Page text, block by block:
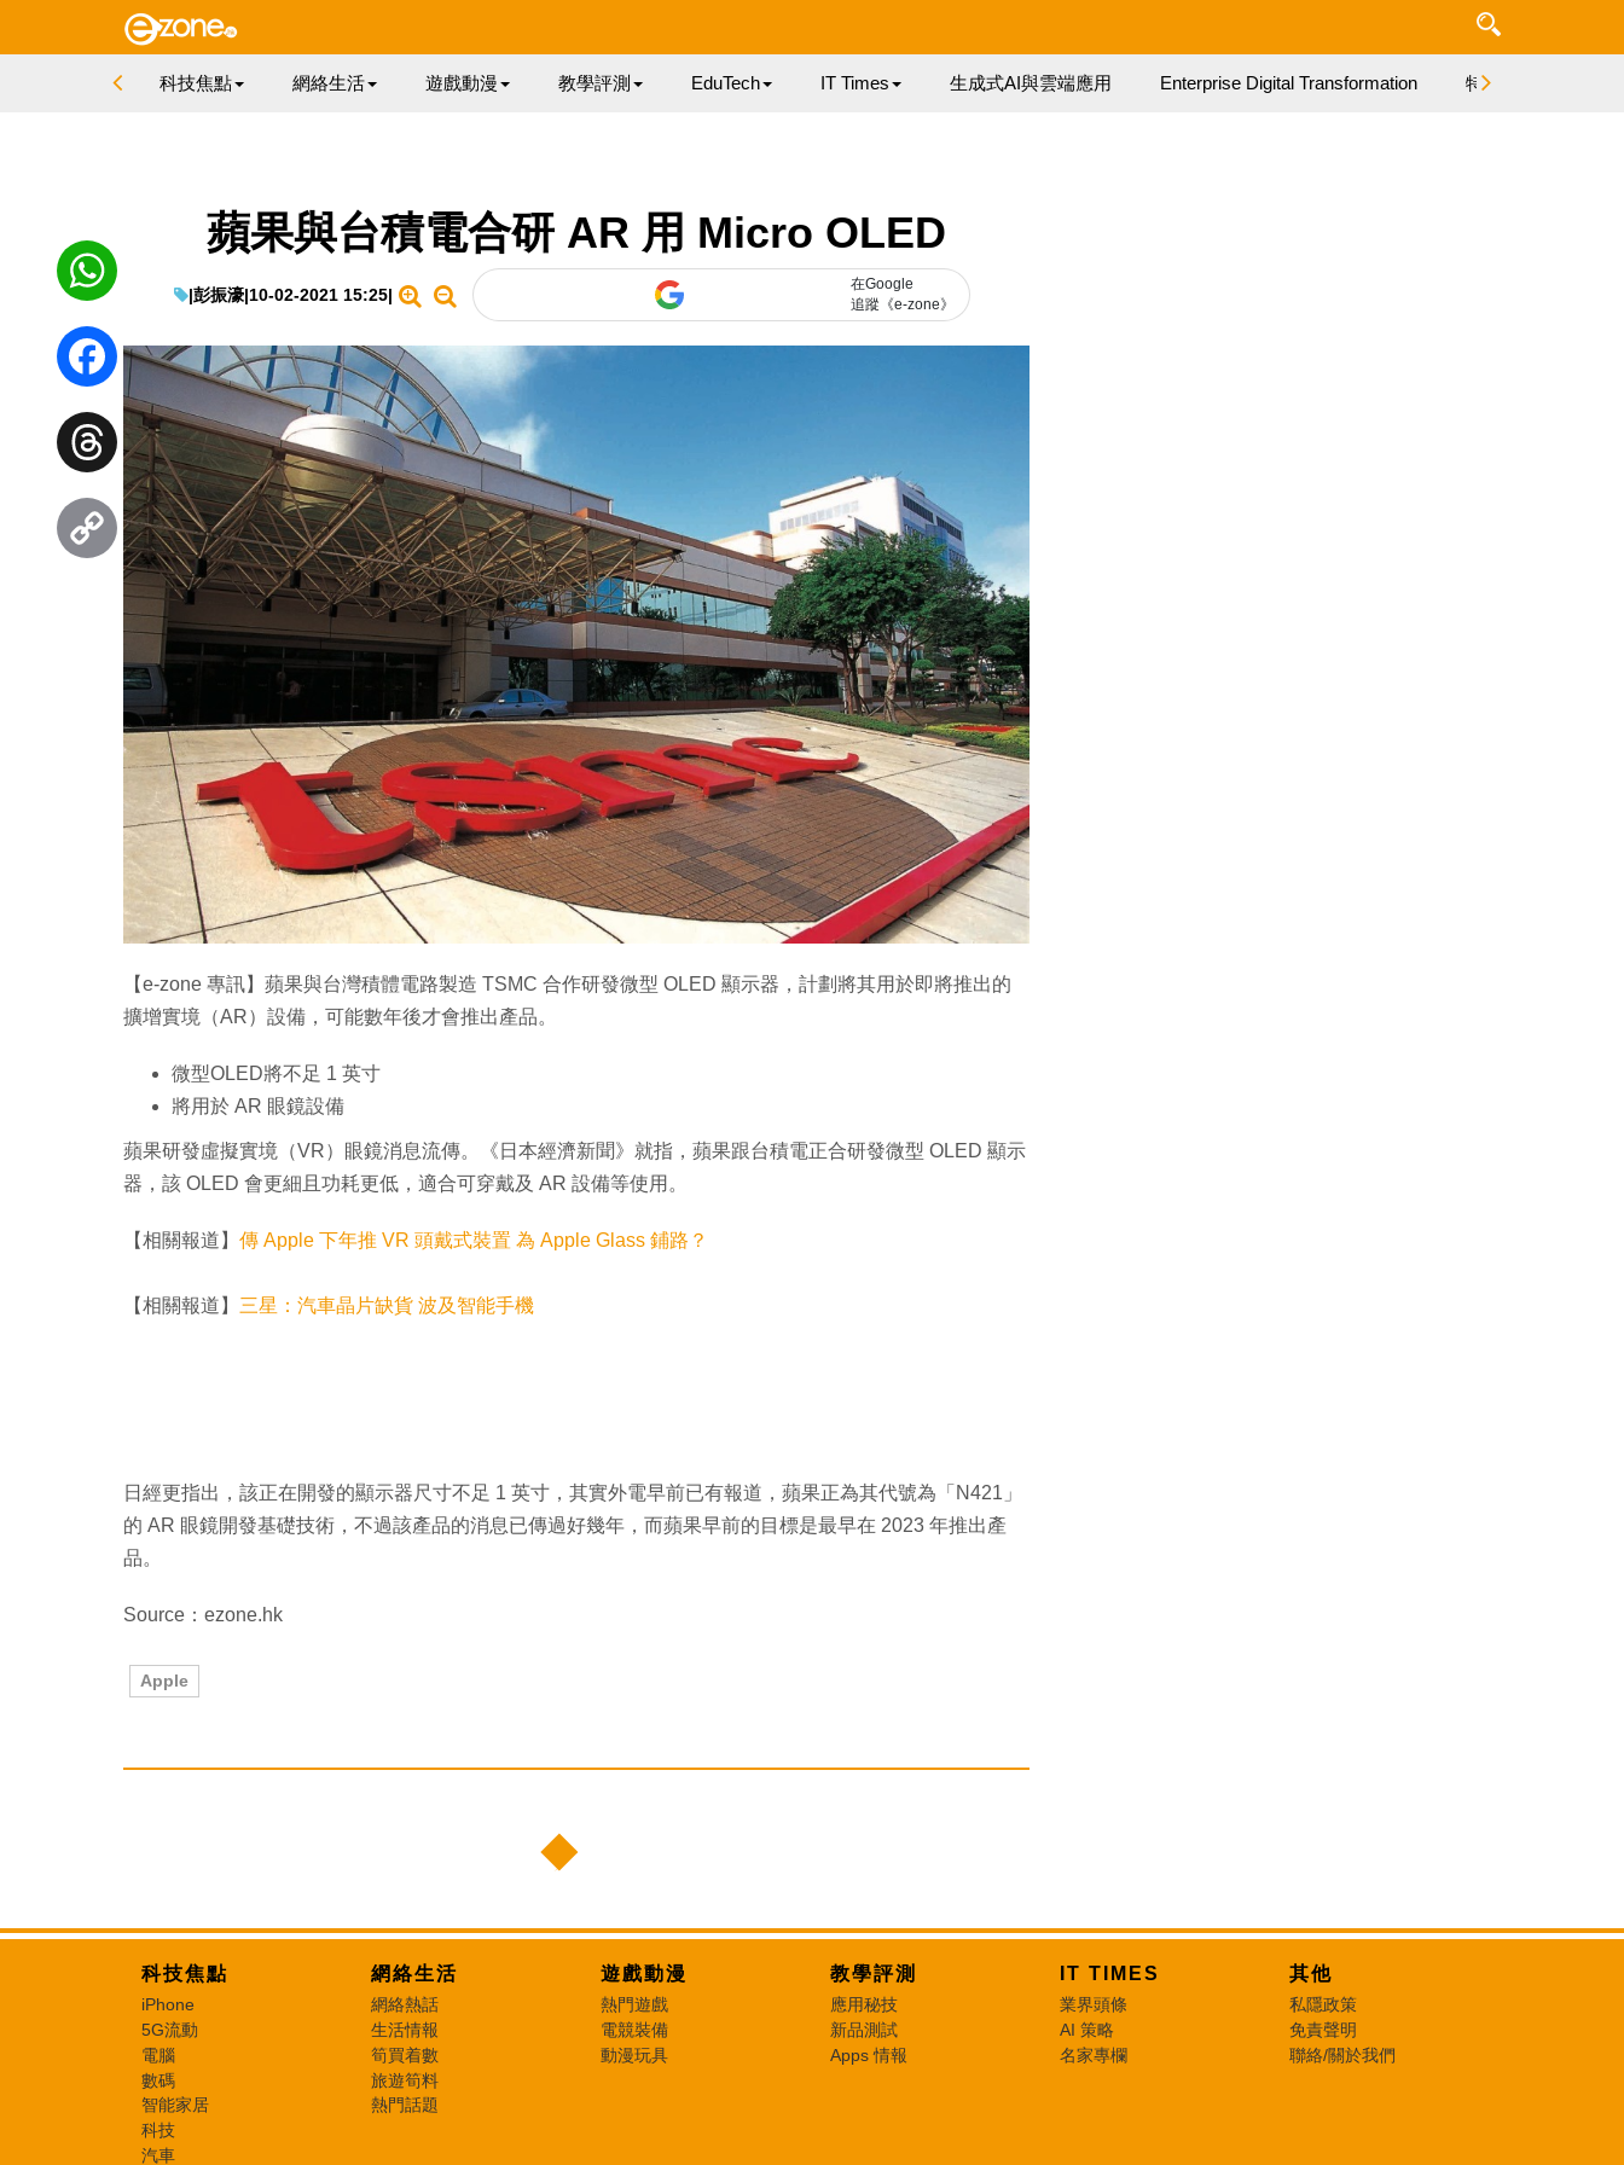
科技焦點 網絡生活 遊戲動漫 教學評測 EduTech IT Times 生成式AI與雲端應用 Enterprise Digital Transformation 特集
蘋果與台積電合研 AR 用 Micro OLED
|彭振濠|10-02-2021 15:25|
在Google
追蹤《e-zone》
【e-zone 專訊】蘋果與台灣積體電路製造 TSMC 合作研發微型 OLED 顯示器，計劃將其用於即將推出的
擴增實境（AR）設備，可能數年後才會推出產品。
微型OLED將不足 1 英寸
將用於 AR 眼鏡設備
蘋果研發虛擬實境（VR）眼鏡消息流傳。《日本經濟新聞》就指，蘋果跟台積電正合研發微型 OLED 顯示
器，該 OLED 會更細且功耗更低，適合可穿戴及 AR 設備等使用。
【相關報道】 傳 Apple 下年推 VR 頭戴式裝置 為 Apple Glass 鋪路？
【相關報道】 三星：汽車晶片缺貨 波及智能手機
日經更指出，該正在開發的顯示器尺寸不足 1 英寸，其實外電早前已有報道，蘋果正為其代號為「N421」
的 AR 眼鏡開發基礎技術，不過該產品的消息已傳過好幾年，而蘋果早前的目標是最早在 2023 年推出產
品。
Source：ezone.hk
Apple
WhatsApp
Facebook
Threads
Copy
Link
科技焦點
iPhone
5G流動
電腦
數碼
智能家居
科技
汽車
網絡生活
網絡熱話
生活情報
筍買着數
旅遊筍料
熱門話題
遊戲動漫
熱門遊戲
電競裝備
動漫玩具
教學評測
應用秘技
新品測試
Apps 情報
IT TIMES
業界頭條
AI 策略
名家專欄
其他
私隱政策
免責聲明
聯絡/關於我們